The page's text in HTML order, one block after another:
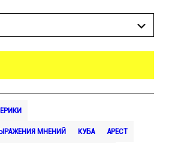
МНЕНИЙ КУБА АРЕСТ